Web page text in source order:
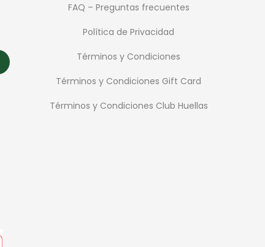
FAQ – Preguntas frecuentes
Política de Privacidad
Términos y Condiciones
Términos y Condiciones Gift Card
Términos y Condiciones Club Huellas